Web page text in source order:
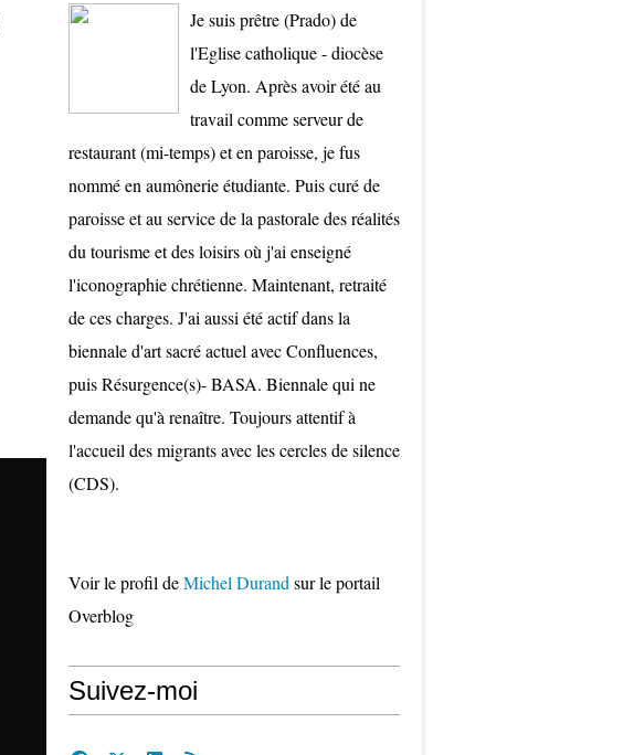
Je suis prêtre (Prado) de
l'Eglise catholique - diocèse
de Lyon. Après avoir été au
travail comme serveur de
restaurant (mi-temps) et en paroisse, je fus
nommé en aumônerie étudiante. Puis curé de
paroisse et au service de la pastorale des réalités
du tourisme et des loisirs où j'ai enseigné
l'iconographie chrétienne. Maintenant, retraité
de ces charges. J'ai aussi été actif dans la
biennale d'art sacré actuel avec Confluences,
puis Résurgence(s)- BASA. Biennale qui ne
demande qu'à renaître. Toujours attentif à
l'accueil des migrants avec les cercles de silence
(CDS).
Voir le profil deMichel Durand sur le portail
Overblog
Suivez-moi